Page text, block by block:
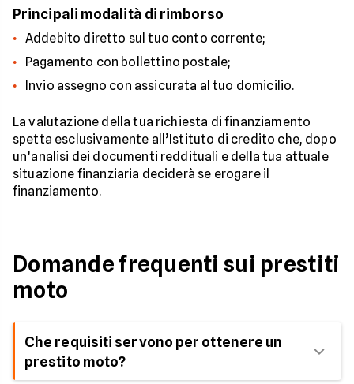
Principali modalità di rimborso
Addebito diretto sul tuo conto corrente;
Pagamento con bollettino postale;
Invio assegno con assicurata al tuo domicilio.
La valutazione della tua richiesta di finanziamento
spetta esclusivamente all’Istituto di credito che, dopo
un’analisi dei documenti reddituali e della tua attuale
situazione finanziaria deciderà se erogare il
finanziamento.
Domande frequenti sui prestiti
moto
Che requisiti servono per ottenere un
prestito moto?